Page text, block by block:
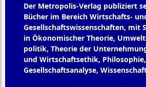
Der Metropolis-Verlag publiziert
Bücher im Bereich Wirtschafts-
Gesellschaftswissenschaften, mit
in Ökonomischer Theorie,
politik, Theorie der
und Wirtschaftsethik, Philosophie,
Gesellschaftsanalyse,